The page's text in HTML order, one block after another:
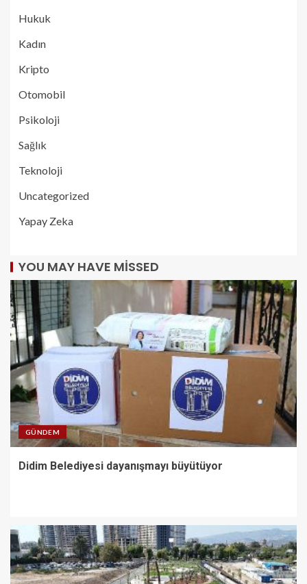
Hukuk
Kadın
Kripto
Otomobil
Psikoloji
Sağlık
Teknoloji
Uncategorized
Yapay Zeka
YOU MAY HAVE MISSED
GÜNDEM
Didim Belediyesi dayanışmayı büyütüyor